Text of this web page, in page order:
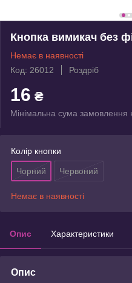
Кнопка вимикач без
Немає в наявності
Код: 26012
Роздріб
16 ₴
Мінімальна сума замовлення
Колір кнопки
Чорний Червоний
Немає в наявності
Опис Характеристики
Опис